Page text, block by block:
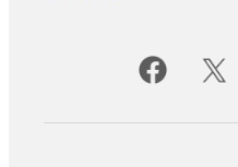
公式SNSアカウント